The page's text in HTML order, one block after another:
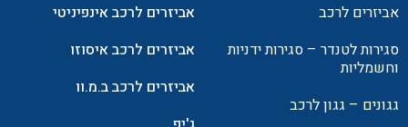
אביזרים לרכב
סגירות לטנדר – סגירות ידניות
וחשמליות
גגונים – גגון לרכב
אביזרים לרכב אינפיניטי
אביזרים לרכב איסוזו
אביזרים לרכב ב.מ.וו